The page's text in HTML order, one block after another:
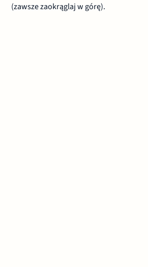
(zawsze zaokrąglaj w górę).